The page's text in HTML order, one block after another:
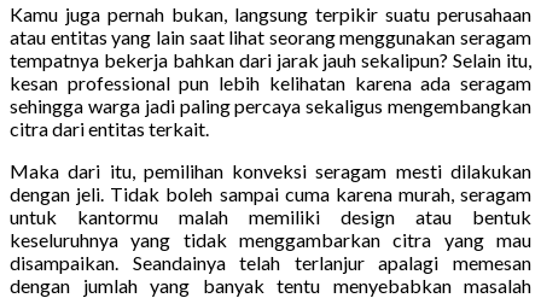
Kamu juga pernah bukan, langsung terpikir suatu perusahaan
atau entitas yang lain saat lihat seorang menggunakan seragam
tempatnya bekerja bahkan dari jarak jauh sekalipun? Selain itu,
kesan professional pun lebih kelihatan karena ada seragam
sehingga warga jadi paling percaya sekaligus mengembangkan
citra dari entitas terkait.
Maka dari itu, pemilihan konveksi seragam mesti dilakukan
dengan jeli. Tidak boleh sampai cuma karena murah, seragam
untuk kantormu malah memiliki design atau bentuk
keseluruhnya yang tidak menggambarkan citra yang mau
disampaikan. Seandainya telah terlanjur apalagi memesan
dengan jumlah yang banyak tentu menyebabkan masalah